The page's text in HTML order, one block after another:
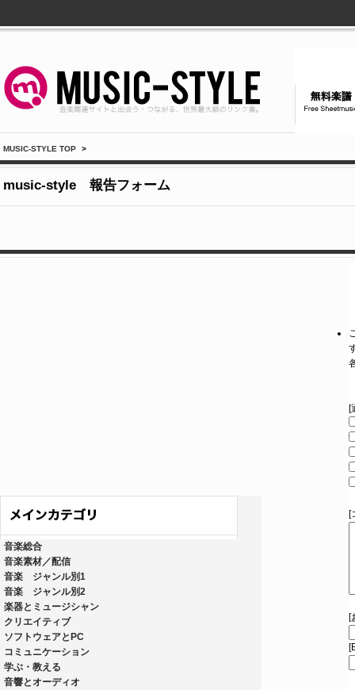
MUSIC-STYLE TOP >
music-style 報告フォーム
音楽総合
音楽素材／配信
音楽 ジャンル別1
音楽 ジャンル別2
楽器とミュージシャン
クリエイティブ
ソフトウェアとPC
コミュニケーション
学ぶ・教える
音響とオーディオ
[
[
[